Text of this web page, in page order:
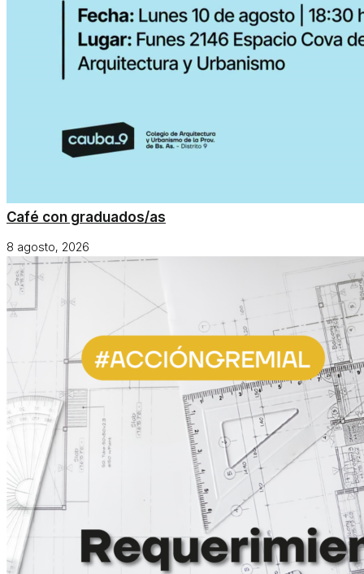
Café con graduados/as
8 agosto, 2026